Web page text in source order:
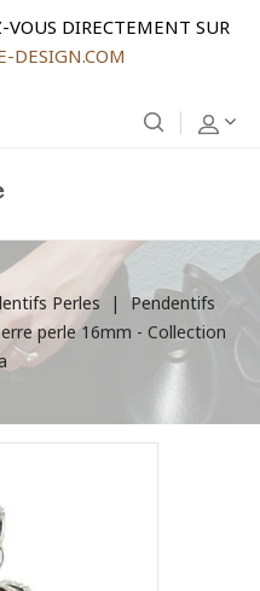
DIRECTEMENT SUR
DESIGN.COM
Perles
Pendentifs
perle 16mm - Collection